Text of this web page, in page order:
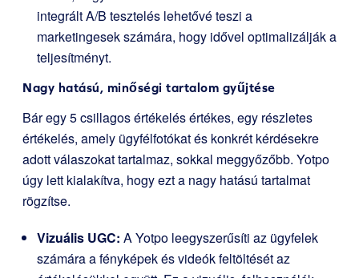
integrált A/B tesztelés lehetővé teszi a
marketingesek számára, hogy idővel optimalizálják a
teljesítményt.
Nagy hatású, minőségi tartalom gyűjtése
Bár egy 5 csillagos értékelés értékes, egy részletes
értékelés, amely ügyfélfotókat és konkrét kérdésekre
adott válaszokat tartalmaz, sokkal meggyőzőbb. Yotpo
úgy lett kialakítva, hogy ezt a nagy hatású tartalmat
rögzítse.
Vizuális UGC: A Yotpo leegyszerűsíti az ügyfelek
számára a fényképek és videók feltöltését az